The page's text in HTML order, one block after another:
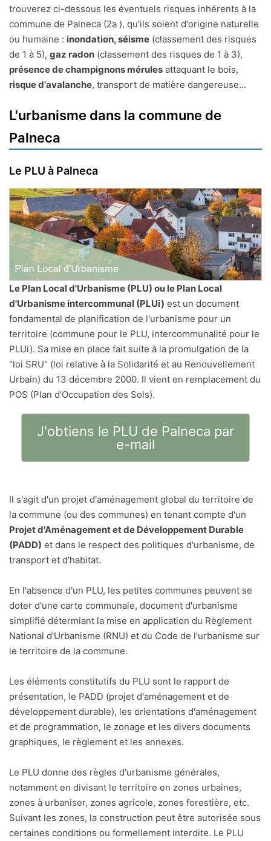
trouverez ci-dessous les éventuels risques inhérents à la
commune de Palneca (2a ), qu'ils soient d'origine naturelle
ou humaine : inondation, séisme (classement des risques
de 1 à 5), gaz radon (classement des risques de 1 à 3),
présence de champignons mérules attaquant le bois,
risque d'avalanche, transport de matière dangereuse...
L'urbanisme dans la commune de
Palneca
Le PLU à Palneca
Le Plan Local d'Urbanisme (PLU) ou le Plan Local
d'Urbanisme intercommunal (PLUi) est un document
fondamental de planification de l'urbanisme pour un
territoire (commune pour le PLU, intercommunalité pour le
PLUi). Sa mise en place fait suite à la promulgation de la
"loi SRU" (loi relative à la Solidarité et au Renouvellement
Urbain) du 13 décembre 2000. Il vient en remplacement du
POS (Plan d'Occupation des Sols).
J'obtiens le PLU de Palneca par
e-mail
Il s'agit d'un projet d'aménagement global du territoire de
la commune (ou des communes) en tenant compte d'un
Projet d'Aménagement et de Développement Durable
(PADD) et dans le respect des politiques d'urbanisme, de
transport et d'habitat.
En l'absence d'un PLU, les petites communes peuvent se
doter d'une carte communale, document d'urbanisme
simplifié détermiant la mise en application du Règlement
National d'Urbanisme (RNU) et du Code de l'urbanisme sur
le territoire de la commune.
Les éléments constitutifs du PLU sont le rapport de
présentation, le PADD (projet d'aménagement et de
développement durable), les orientations d'aménagement
et de programmation, le zonage et les divers documents
graphiques, le règlement et les annexes.
Le PLU donne des règles d'urbanisme générales,
notamment en divisant le territoire en zones urbaines,
zones à urbaniser, zones agricole, zones forestière, etc.
Suivant les zones, la construction peut être autorisée sous
certaines conditions ou formellement interdite. Le PLU